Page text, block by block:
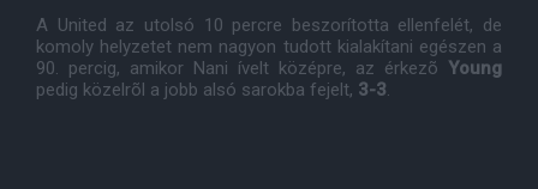
A United az utolsó 10 percre beszorította ellenfelét, de
komoly helyzetet nem nagyon tudott kialakítani egészen a
90. percig, amikor Nani ívelt középre, az érkezõ Young
pedig közelrõl a jobb alsó sarokba fejelt, 3-3.